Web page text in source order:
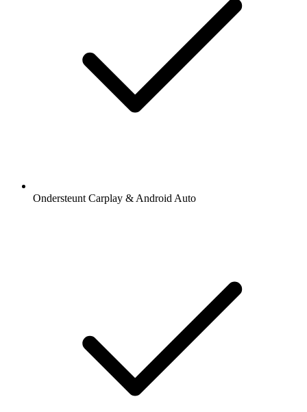
Ondersteunt Carplay & Android Auto